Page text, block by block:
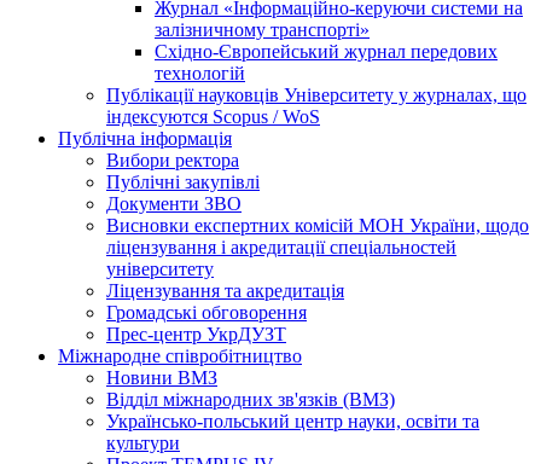
Журнал «Інформаційно-керуючи системи на
залізничному транспорті»
Східно-Європейський журнал передових
технологій
Публікації науковців Університету у журналах, що
індексуются Scopus / WoS
Публічна інформація
Вибори ректора
Публічні закупівлі
Документи ЗВО
Висновки експертних комісій МОН України, щодо
ліцензування і акредитації спеціальностей
університету
Ліцензування та акредитація
Громадські обговорення
Прес-центр УкрДУЗТ
Міжнародне співробітництво
Новини ВМЗ
Відділ міжнародних зв'язків (ВМЗ)
Українсько-польський центр науки, освіти та
культури